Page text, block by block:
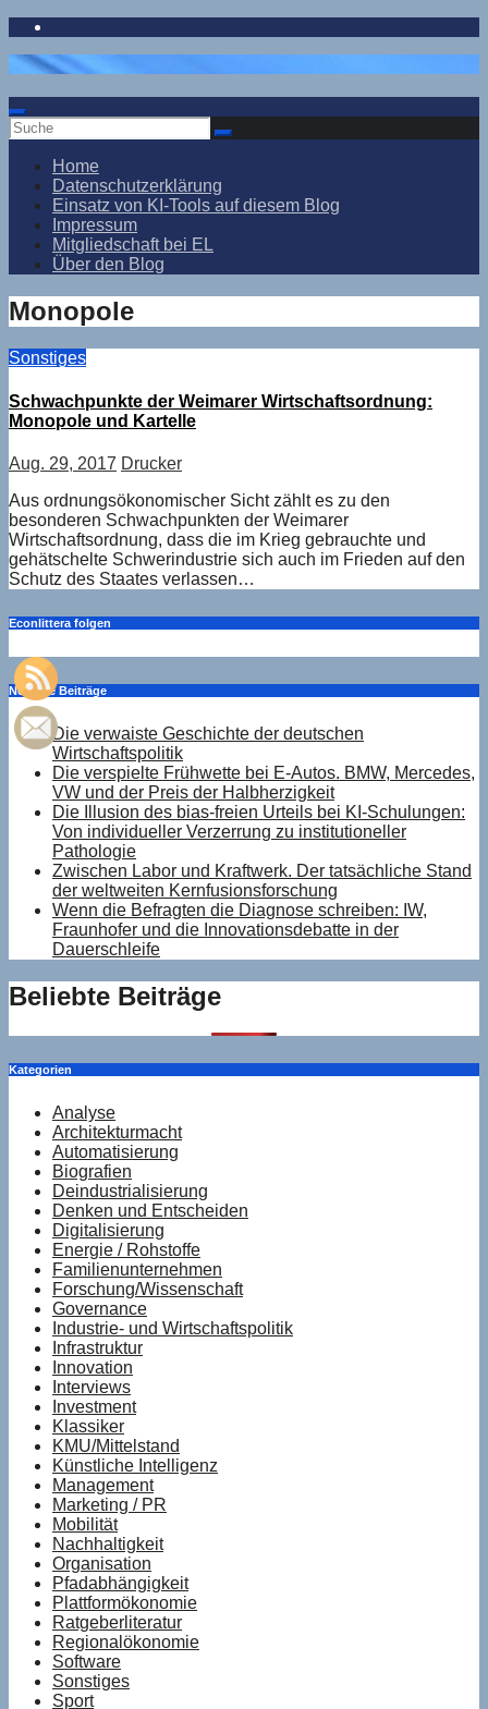
Zum
springen
Home
Datenschutzerklärung
Einsatz von KI-Tools auf diesem Blog
Impressum
Mitgliedschaft bei EL
Über den Blog
Monopole
Sonstiges
Schwachpunkte der Weimarer Wirtschaftsordnung:
Monopole und Kartelle
Aug. 29, 2017 Drucker
Aus ordnungsökonomischer Sicht zählt es zu den
besonderen Schwachpunkten der Weimarer
Wirtschaftsordnung, dass die im Krieg gebrauchte und
gehätschelte Schwerindustrie sich auch im Frieden auf den
Schutz des Staates verlassen…
Econlittera folgen
Neueste Beiträge
Die verwaiste Geschichte der deutschen
Wirtschaftspolitik
Die verspielte Frühwette bei E-Autos. BMW, Mercedes,
VW und der Preis der Halbherzigkeit
Die Illusion des bias-freien Urteils bei KI-Schulungen:
Von individueller Verzerrung zu institutioneller
Pathologie
Zwischen Labor und Kraftwerk. Der tatsächliche Stand
der weltweiten Kernfusionsforschung
Wenn die Befragten die Diagnose schreiben: IW,
Fraunhofer und die Innovationsdebatte in der
Dauerschleife
Beliebte Beiträge
Kategorien
Analyse
Architekturmacht
Automatisierung
Biografien
Deindustrialisierung
Denken und Entscheiden
Digitalisierung
Energie / Rohstoffe
Familienunternehmen
Forschung/Wissenschaft
Governance
Industrie- und Wirtschaftspolitik
Infrastruktur
Innovation
Interviews
Investment
Klassiker
KMU/Mittelstand
Künstliche Intelligenz
Management
Marketing / PR
Mobilität
Nachhaltigkeit
Organisation
Pfadabhängigkeit
Plattformökonomie
Ratgeberliteratur
Regionalökonomie
Software
Sonstiges
Sport